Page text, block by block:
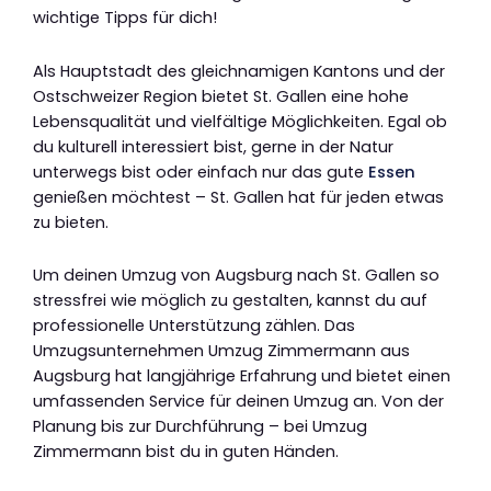
wichtige Tipps für dich!
Als Hauptstadt des gleichnamigen Kantons und der
Ostschweizer Region bietet St. Gallen eine hohe
Lebensqualität und vielfältige Möglichkeiten. Egal ob
du kulturell interessiert bist, gerne in der Natur
unterwegs bist oder einfach nur das gute Essen
genießen möchtest – St. Gallen hat für jeden etwas
zu bieten.
Um deinen Umzug von Augsburg nach St. Gallen so
stressfrei wie möglich zu gestalten, kannst du auf
professionelle Unterstützung zählen. Das
Umzugsunternehmen Umzug Zimmermann aus
Augsburg hat langjährige Erfahrung und bietet einen
umfassenden Service für deinen Umzug an. Von der
Planung bis zur Durchführung – bei Umzug
Zimmermann bist du in guten Händen.